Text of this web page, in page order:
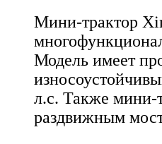
Мини-трактор
Модель имеет
л.с. Также мини-
раздвижным